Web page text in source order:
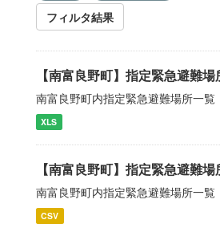
フィルタ結果
【南富良野町】指定緊急避難
南富良野町内指定緊急避難場所一覧
XLS
【南富良野町】指定緊急避難
南富良野町内指定緊急避難場所一覧
CSV